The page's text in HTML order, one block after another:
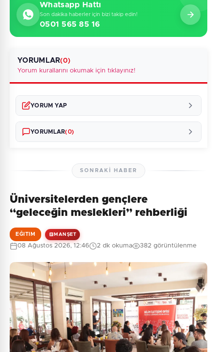
Whatsapp Hattı
Son dakika haberler için bizi takip edin!
0501 565 85 16
YORUMLAR(0)
Yorum kurallarını okumak için tıklayınız!
YORUM YAP
Güvenlik Sorusu:
10 + 4 = ?
Gönder
YORUMLAR(0)
Henüz yorum yapılmamış. İlk yorumu siz yapın!
SONRAKI HABER
Üniversitelerden gençlere
“geleceğin meslekleri” rehberliği
EĞITIM MANŞET
08 Ağustos 2026, 12:46 2 dk okuma 382 görüntülenme